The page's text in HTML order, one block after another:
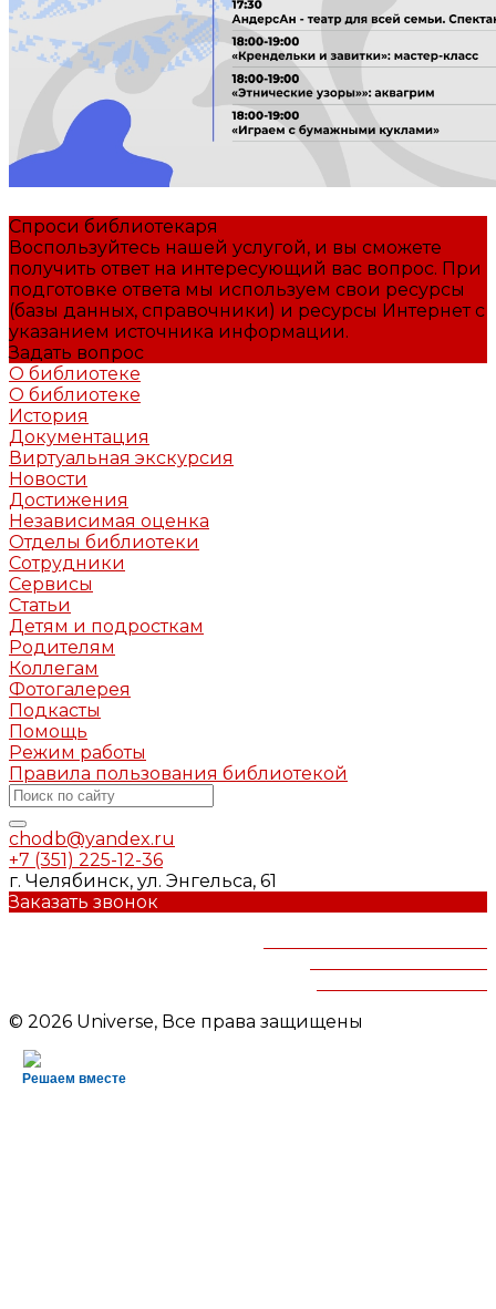
Спроси библиотекаря
Воспользуйтесь нашей услугой, и вы сможете
получить ответ на интересующий вас вопрос. При
подготовке ответа мы используем свои ресурсы
(базы данных, справочники) и ресурсы Интернет с
указанием источника информации.
Задать вопрос
О библиотеке
О библиотеке
История
Документация
Виртуальная экскурсия
Новости
Достижения
Независимая оценка
Отделы библиотеки
Сотрудники
Сервисы
Статьи
Детям и подросткам
Родителям
Коллегам
Фотогалерея
Подкасты
Помощь
Режим работы
Правила пользования библиотекой
chodb@yandex.ru
+7 (351) 225-12-36
г. Челябинск, ул. Энгельса, 61
Заказать звонок
© 2026 Universe, Все права защищены
Решаем вместе